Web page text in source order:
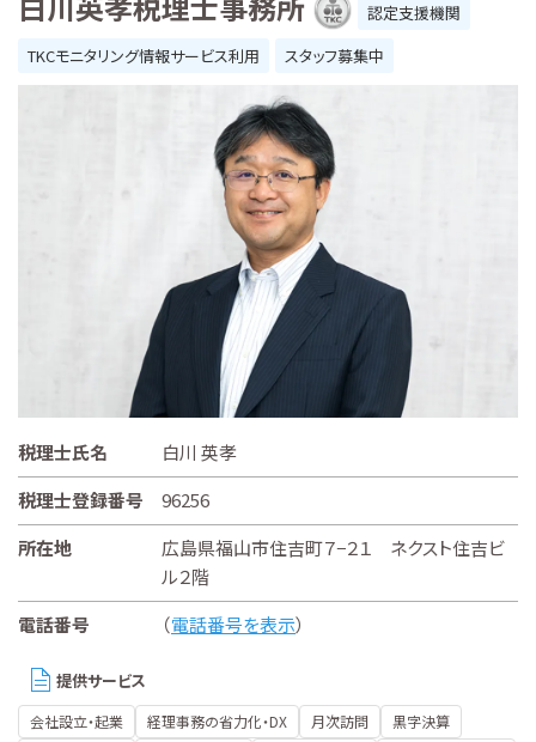
認定支援機関
TKCモニタリング情報サービス利用
スタッフ募集中
税理士氏名
白川 英孝
税理士登録番号
96256
所在地
広島県福山市住吉町７−２１ ネクスト住吉ビ
ル２階
電話番号
（電話番号を表示）
提供サービス
会社設立・起業 経理事務の省力化・DX 月次訪問
黒字決算